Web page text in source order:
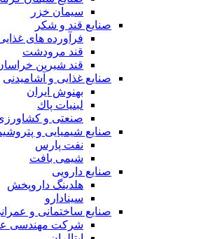
سیمان خزر
صنایع قند و شکر
فرآورده های
قند مرودشت
قند شیرین
صنایع غذايی و آشاميدنی
بهنوش ایران
لبنيات پاك
صنعتی و
صنایع شیمیایی و
نفت پارس
شیمی بافت
صنایع دارویی
هلدینگ داروپخش
سینادارو
صنایع ساختمانی و
شرکت مهندسی